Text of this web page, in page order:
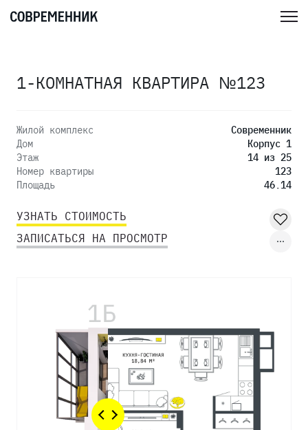
1-КОМНАТНАЯ КВАРТИРА №123
Жилой комплекс
Современник
Дом
Корпус 1
Этаж
14 из 25
Номер квартиры
123
Площадь
46.14
УЗНАТЬ СТОИМОСТЬ
ЗАПИСАТЬСЯ НА ПРОСМОТР